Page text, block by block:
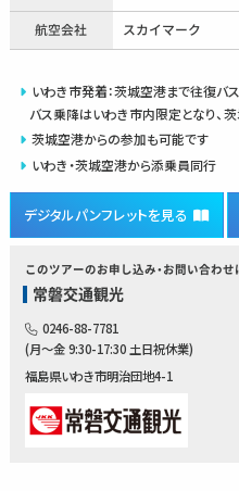
航空会社 スカイマーク
いわき市発着：茨城空港まで往復バ
バス乗降はいわき市内限定となり、
茨城空港からの参加も可能です
いわき・茨城空港から添乗員同行
デジタルパンフレットを見る
このツアーのお申し込み・お問い合わ
常磐交通観光
0246-88-7781
(月～金 9:30-17:30 土日祝休業)
福島県いわき市明治団地4-1